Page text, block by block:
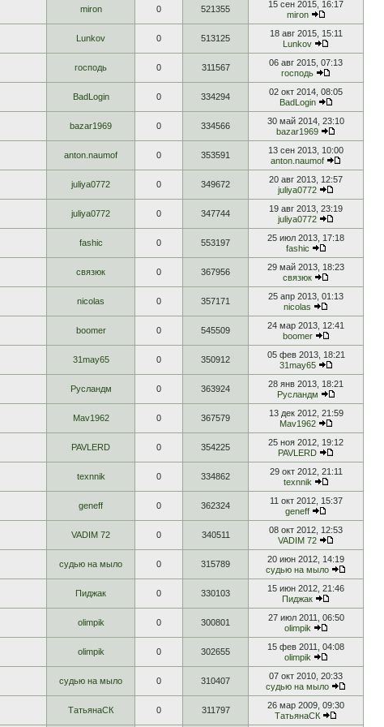
miron 0 521355
15 сен 2015, 16:17
miron
Lunkov 0 513125
18 авг 2015, 15:11
Lunkov
господь 0 311567
06 авг 2015, 07:13
господь
BadLogin 0 334294
02 окт 2014, 08:05
BadLogin
bazar1969 0 334566
30 май 2014, 23:10
bazar1969
anton.naumof 0 353591
13 сен 2013, 10:00
anton.naumof
juliya0772 0 349672
20 авг 2013, 12:57
juliya0772
juliya0772 0 347744
19 авг 2013, 23:19
juliya0772
fashic 0 553197
25 июл 2013, 17:18
fashic
связюк 0 367956
29 май 2013, 18:23
связюк
nicolas 0 357171
25 апр 2013, 01:13
nicolas
boomer 0 545509
24 мар 2013, 12:41
boomer
31may65 0 350912
05 фев 2013, 18:21
31may65
Русландм 0 363924
28 янв 2013, 18:21
Русландм
Mav1962 0 367579
13 дек 2012, 21:59
Mav1962
PAVLERD 0 354225
25 ноя 2012, 19:12
PAVLERD
texnnik 0 334862
29 окт 2012, 21:11
texnnik
geneff 0 362324
11 окт 2012, 15:37
geneff
VADIM 72 0 340511
08 окт 2012, 12:53
VADIM 72
судью на мыло 0 315789
20 июн 2012, 14:19
судью на мыло
Пиджак 0 330103
15 июн 2012, 21:46
Пиджак
olimpik 0 300801
27 июл 2011, 06:50
olimpik
olimpik 0 302655
15 фев 2011, 04:08
olimpik
судью на мыло 0 310407
07 окт 2010, 20:33
судью на мыло
ТатьянаСК 0 311797
26 мар 2009, 09:30
ТатьянаСК